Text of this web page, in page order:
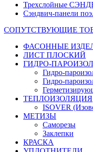
Трехслойные
Сэндвич-панели
СОПУТСТВУЮЩИЕ
ФАСОННЫЕ
ЛИСТ ПЛОСКИЙ
ГИДРО-
Гидро-
Гидро-
ТЕПЛОИЗОЛЯЦИЯ
ISOVER
МЕТИЗЫ
Саморезы
Заклепки
КРАСКА